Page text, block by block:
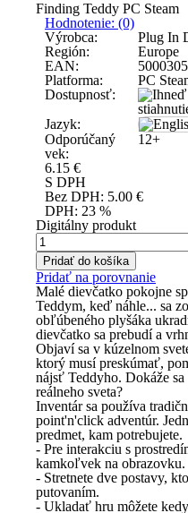
Finding Teddy PC Steam
Hodnotenie: (0)
Výrobca:
Plug In
Región:
Europe
EAN:
Platforma:
PC
Dostupnosť:
Jazyk:
Odporúčaný
vek:
12+
6.15 €
S DPH
Bez DPH: 5.00 €
DPH: 23 %
Digitálny produkt
Pridať do košíka
Pridať na porovnanie
Malé dievčatko pokojne
Teddym, keď náhle... sa
obľúbeného plyšáka
dievčatko sa prebudí a
Objaví sa v kúzelnom
ktorý musí preskúmať,
nájsť Teddyho. Dokáže
reálneho sveta?
Inventár sa používa
point'n'click adventúr.
predmet, kam potrebujete.
- Pre interakciu s
kamkoľvek na obrazovku.
- Stretnete dve postavy,
putovaním.
- Ukladať hru môžete